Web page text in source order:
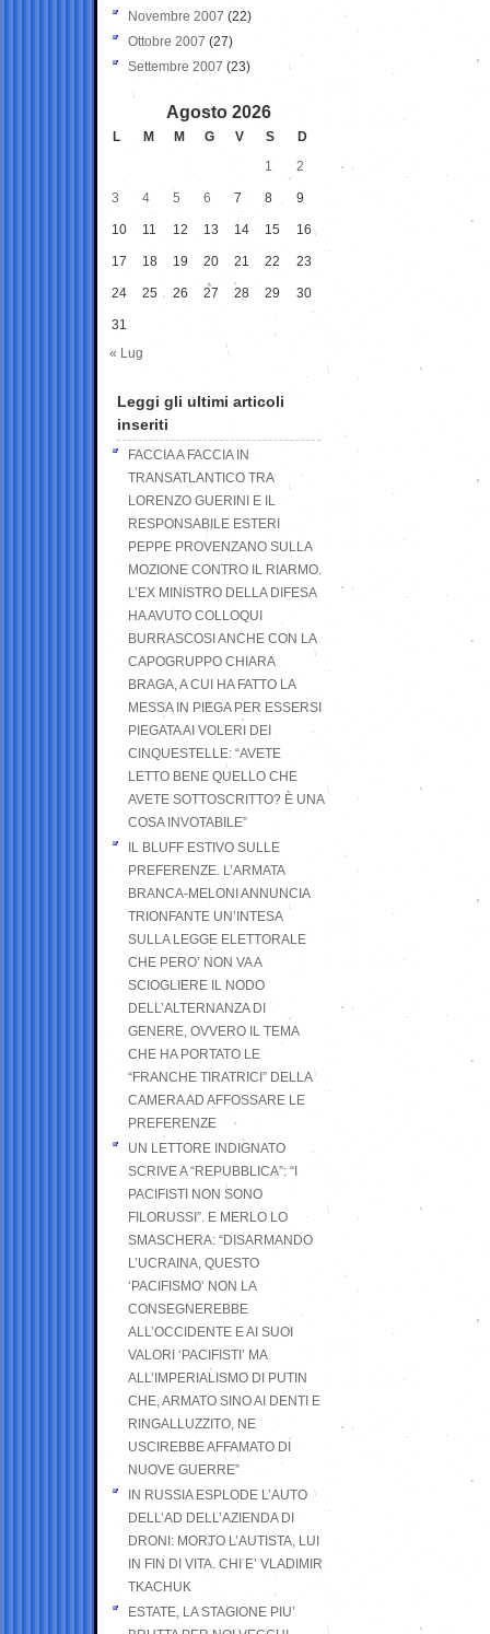
Novembre 2007 (22)
Ottobre 2007 (27)
Settembre 2007 (23)
Agosto 2026
L M M G V S
D
1
2
3 4 5 6 7 8 9
10 11 12 13 14 15 16
17 18 19 20 21 22 23
24 25 26 27 28 29 30
31
« Lug
Leggi gli ultimi articoli
inseriti
FACCIA A FACCIA IN
TRANSATLANTICO TRA
LORENZO GUERINI E IL
RESPONSABILE ESTERI
PEPPE PROVENZANO SULLA
MOZIONE CONTRO IL RIARMO.
L’EX MINISTRO DELLA DIFESA
HA AVUTO COLLOQUI
BURRASCOSI ANCHE CON LA
CAPOGRUPPO CHIARA
BRAGA, A CUI HA FATTO LA
MESSA IN PIEGA PER ESSERSI
PIEGATA AI VOLERI DEI
CINQUESTELLE: “AVETE
LETTO BENE QUELLO CHE
AVETE SOTTOSCRITTO? È UNA
COSA INVOTABILE”
IL BLUFF ESTIVO SULLE
PREFERENZE. L’ARMATA
BRANCA-MELONI ANNUNCIA
TRIONFANTE UN’INTESA
SULLA LEGGE ELETTORALE
CHE PERO’ NON VA A
SCIOGLIERE IL NODO
DELL’ALTERNANZA DI
GENERE, OVVERO IL TEMA
CHE HA PORTATO LE
“FRANCHE TIRATRICI” DELLA
CAMERA AD AFFOSSARE LE
PREFERENZE
UN LETTORE INDIGNATO
SCRIVE A “REPUBBLICA”: “I
PACIFISTI NON SONO
FILORUSSI”. E MERLO LO
SMASCHERA: “DISARMANDO
L’UCRAINA, QUESTO
‘PACIFISMO’ NON LA
CONSEGNEREBBE
ALL’OCCIDENTE E AI SUOI
VALORI ‘PACIFISTI’ MA
ALL’IMPERIALISMO DI PUTIN
CHE, ARMATO SINO AI DENTI E
RINGALLUZZITO, NE
USCIREBBE AFFAMATO DI
NUOVE GUERRE”
IN RUSSIA ESPLODE L’AUTO
DELL’AD DELL’AZIENDA DI
DRONI: MORTO L’AUTISTA, LUI
IN FIN DI VITA. CHI E’ VLADIMIR
TKACHUK
ESTATE, LA STAGIONE PIU’